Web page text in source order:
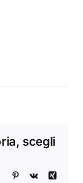
scegli
Tumblr Pinterest
Vk
Xing